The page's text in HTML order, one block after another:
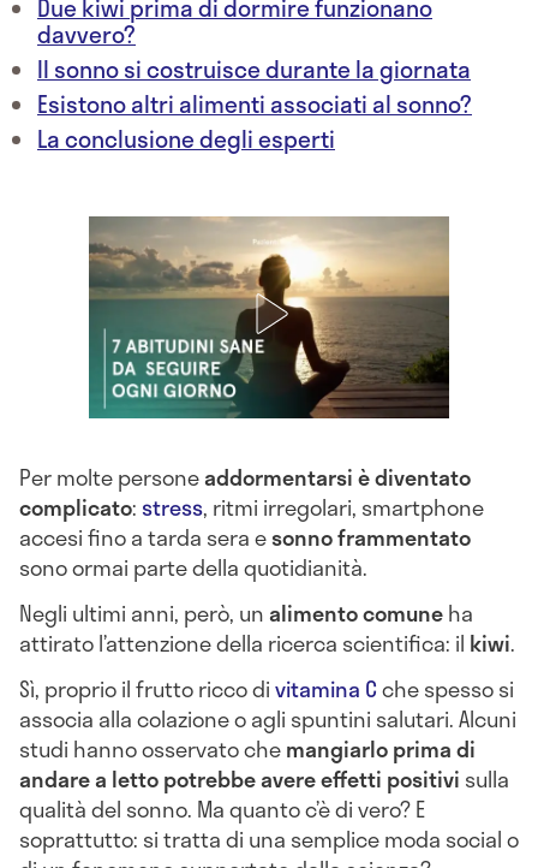
Due kiwi prima di dormire funzionano
davvero?
Il sonno si costruisce durante la giornata
Esistono altri alimenti associati al sonno?
La conclusione degli esperti
Per molte personeaddormentarsi è diventato
complicato: stress, ritmi irregolari, smartphone
accesi fino a tarda sera esonno frammentato
sono ormai parte della quotidianità.
Negli ultimi anni, però, unalimento comuneha
attirato l’attenzione della ricerca scientifica: il kiwi.
Sì, proprio il frutto ricco divitamina Cche spesso si
associa alla colazione o agli spuntini salutari. Alcuni
studi hanno osservato chemangiarlo prima di
andare a letto potrebbe avere effetti positivi sulla
qualità del sonno. Ma quanto c’è di vero? E
soprattutto: si tratta di una semplice moda social o